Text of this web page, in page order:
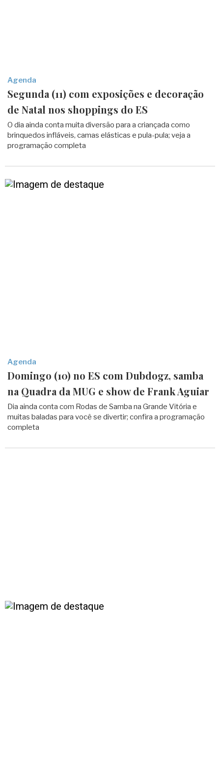
Agenda
Segunda (11) com exposições e decoração
de Natal nos shoppings do ES
O dia ainda conta muita diversão para a criançada como
brinquedos infláveis, camas elásticas e pula-pula; veja a
programação completa
Agenda
Domingo (10) no ES com Dubdogz, samba
na Quadra da MUG e show de Frank Aguiar
Dia ainda conta com Rodas de Samba na Grande Vitória e
muitas baladas para você se divertir; confira a programação
completa